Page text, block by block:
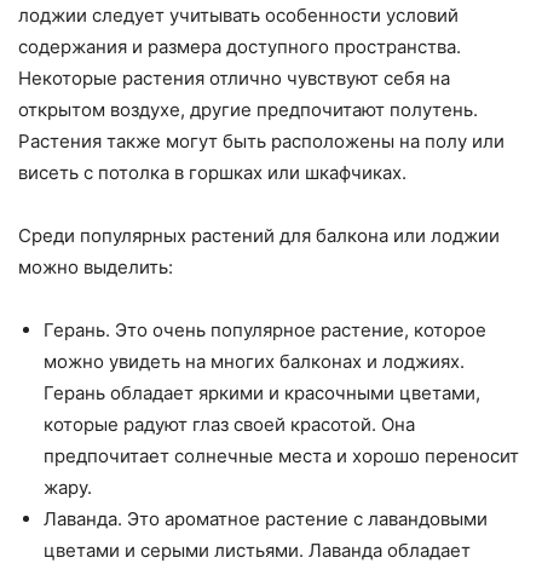
лоджии следует учитывать особенности условий
содержания и размера доступного пространства.
Некоторые растения отлично чувствуют себя на
открытом воздухе, другие предпочитают полутень.
Растения также могут быть расположены на полу или
висеть с потолка в горшках или шкафчиках.
Среди популярных растений для балкона или лоджии
можно выделить:
Герань. Это очень популярное растение, которое
можно увидеть на многих балконах и лоджиях.
Герань обладает яркими и красочными цветами,
которые радуют глаз своей красотой. Она
предпочитает солнечные места и хорошо переносит
жару.
Лаванда. Это ароматное растение с лавандовыми
цветами и серыми листьями. Лаванда обладает